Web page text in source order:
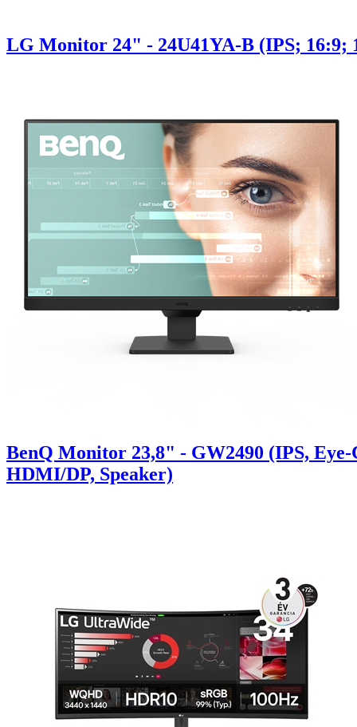
LG Monitor 24" - 24U41YA-B (IPS; 16:9;
BenQ Monitor 23,8" - GW2490 (IPS, Eye-
HDMI/DP, Speaker)